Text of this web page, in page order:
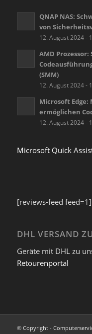
QNAP NAS:
von
12. August 2024 -
AMD
(SMM)
12. August 2024 -
Microsoft
ermöglichen
12. August 2024 -
Microsoft Quick
[reviews-feed feed=1]
DHL VERSAND
Geräte mit DHL zu
Retourenportal
© Copyright -